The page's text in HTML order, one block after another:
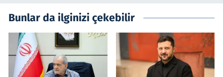
Bunlar da ilginizi çekebilir